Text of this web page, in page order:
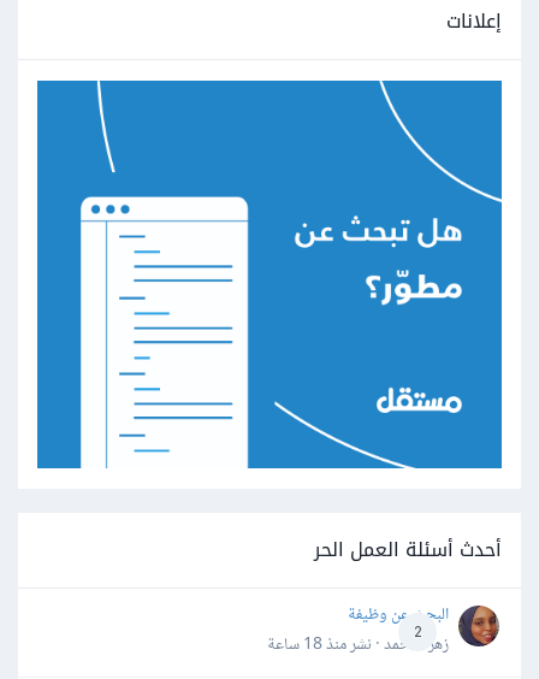
إعلانات
أحدث أسئلة العمل الحر
2
البحث عن وظيفة
زهرة محمد · نشرمنذ 18 ساعة